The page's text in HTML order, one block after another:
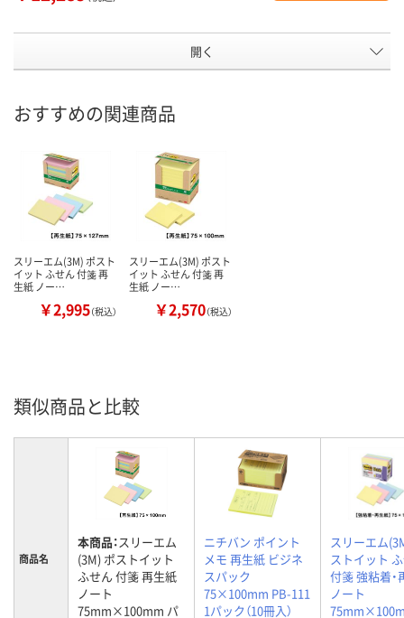
開く
おすすめの関連商品
スリーエム(3M) ポスト
イット ふせん 付箋 再
生紙 ノー…
￥2,995（税込）
スリーエム(3M) ポスト
イット ふせん 付箋 再
生紙 ノー…
￥2,570（税込）
類似商品と比較
商品名
本商品：スリーエム
(3M) ポストイット
ふせん 付箋 再生紙
ノート
75mm×100mm パ
ニチバン ポイント
メモ 再生紙 ビジネ
スパック
75×100mm PB-111
1パック（10冊入）
スリーエム
ストイット
付箋 強粘着・
ノート